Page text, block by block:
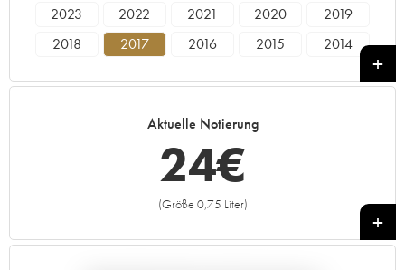
2023 2022 2021 2020
2019
2018
2017 2016 2015
2014
Aktuelle Notierung
24€
(Größe 0,75 Liter)
+